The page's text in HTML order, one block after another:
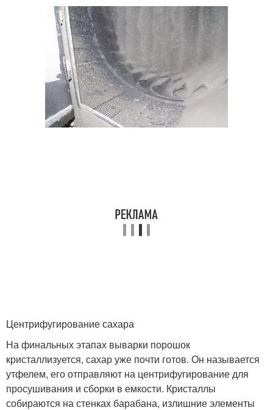
Центрифугирование сахара
На финальных этапах выварки порошок
кристаллизуется, сахар уже почти готов. Он называется
утфелем, его отправляют на центрифугирование для
просушивания и сборки в емкости. Кристаллы
собираются на стенках барабана, излишние элементы